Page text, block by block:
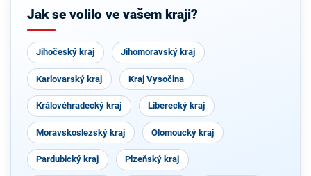
Jak se volilo ve vašem kraji?
Jihočeský kraj Jihomoravský kraj
Karlovarský kraj Kraj Vysočina
Královéhradecký kraj Liberecký kraj
Moravskoslezský kraj Olomoucký kraj
Pardubický kraj Plzeňský kraj